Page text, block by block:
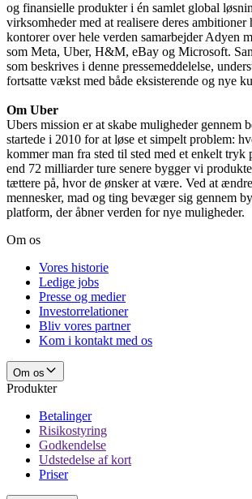
og finansielle produkter i én samlet global
virksomheder med at realisere deres ambitioner
kontorer over hele verden samarbejder Adyen
som Meta, Uber, H&M, eBay og Microsoft.
som beskrives i denne pressemeddelelse,
fortsatte vækst med både eksisterende og nye
Om Uber
Ubers mission er at skabe muligheder gennem
startede i 2010 for at løse et simpelt problem:
kommer man fra sted til sted med et enkelt tryk
end 72 milliarder ture senere bygger vi
tættere på, hvor de ønsker at være. Ved at
mennesker, mad og ting bevæger sig gennem
platform, der åbner verden for nye muligheder.
Om os
Vores historie
Ledige jobs
Presse og medier
Investorrelationer
Bliv vores partner
Kom i kontakt med os
Om os
Produkter
Betalinger
Risikostyring
Godkendelse
Udstedelse af kort
Priser